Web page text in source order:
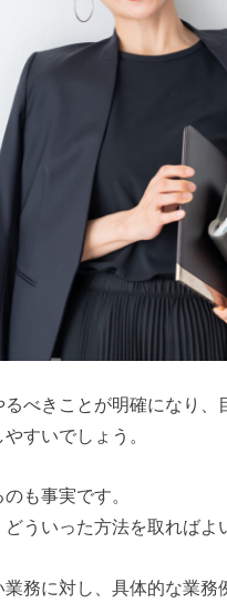
べきことが明確になり、
すいでしょう。
も事実です。
ういった方法を取ればよ
務に対し、具体的な業務